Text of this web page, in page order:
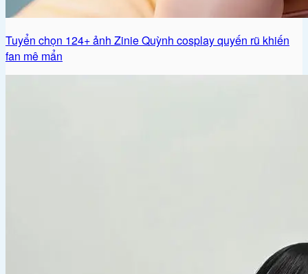
Tuyển chọn 124+ ảnh Zinie Quỳnh cosplay quyến rũ khiến
fan mê mẩn